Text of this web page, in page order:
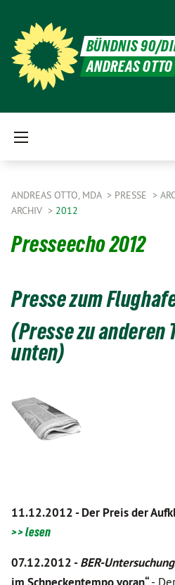
BÜNDNIS 90/
ANDREAS OTTO
ANDREAS OTTO, MDA PRESSE
ARCHIV
2012
Presseecho 2012
Presse zum
(Presse zu anderen
unten)
11.12.2012 - Der Preis der
>> lesen
07.12.2012 -BER-